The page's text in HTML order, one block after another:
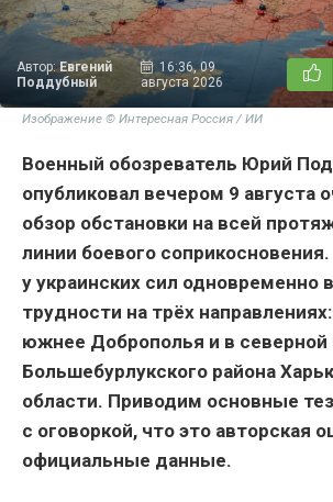
Автор:Евгений
Поддубный
16:36, 09
августа 2026
Изображение © Интересная Россия / ИИ
Военный обозреватель Юрий
опубликовал вечером 9 августа
обзор обстановки на всей
линии боевого
у украинских сил одновременно
трудности на трёх
южнее Доброполья и в северной
Большебурлукского района
области. Приводим основные
с оговоркой, что это авторская
официальные данные.